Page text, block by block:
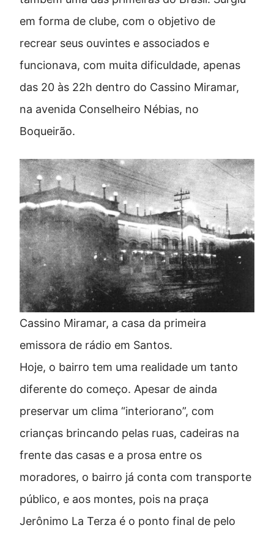
em forma de clube, com o objetivo de
recrear seus ouvintes e associados e
funcionava, com muita dificuldade, apenas
das 20 às 22h dentro do Cassino Miramar,
na avenida Conselheiro Nébias, no
Boqueirão.
Cassino Miramar, a casa da primeira
emissora de rádio em Santos.
Hoje, o bairro tem uma realidade um tanto
diferente do começo. Apesar de ainda
preservar um clima “interiorano”, com
crianças brincando pelas ruas, cadeiras na
frente das casas e a prosa entre os
moradores, o bairro já conta com transporte
público, e aos montes, pois na praça
Jerônimo La Terza é o ponto final de pelo